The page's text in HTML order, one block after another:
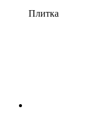
Плитка